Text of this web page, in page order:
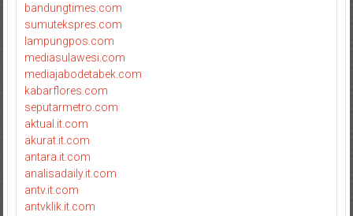
bandungtimes.com
sumutekspres.com
lampungpos.com
mediasulawesi.com
mediajabodetabek.com
kabarflores.com
seputarmetro.com
aktual.it.com
akurat.it.com
antara.it.com
analisadaily.it.com
antv.it.com
antvklik.it.com